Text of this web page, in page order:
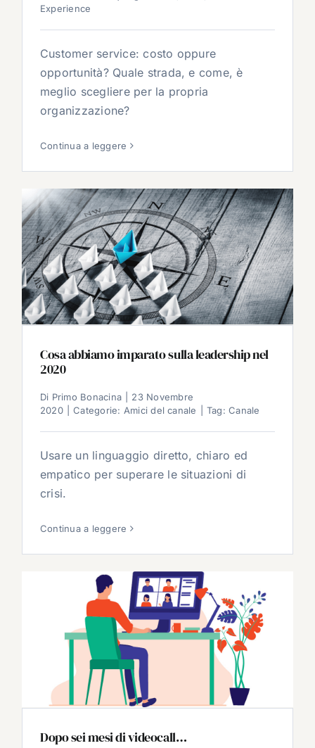
Experience
Customer service: costo oppure
opportunità? Quale strada, e come, è
meglio scegliere per la propria
organizzazione?
Continua a leggere
Cosa abbiamo imparato sulla leadership nel
2020
Di Primo Bonacina
23 Novembre
2020
Categorie: Amici del canale Tag:Canale
Usare un linguaggio diretto, chiaro ed
empatico per superare le situazioni di
crisi.
Continua a leggere
Dopo sei mesi di videocall…